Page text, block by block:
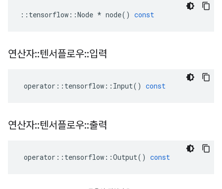
:: tensorflow ::Node * node() const
연산자::텐서플로우::입력
operator :: tensorflow :: Input() const
연산자::텐서플로우::출력
operator :: tensorflow ::Output() const